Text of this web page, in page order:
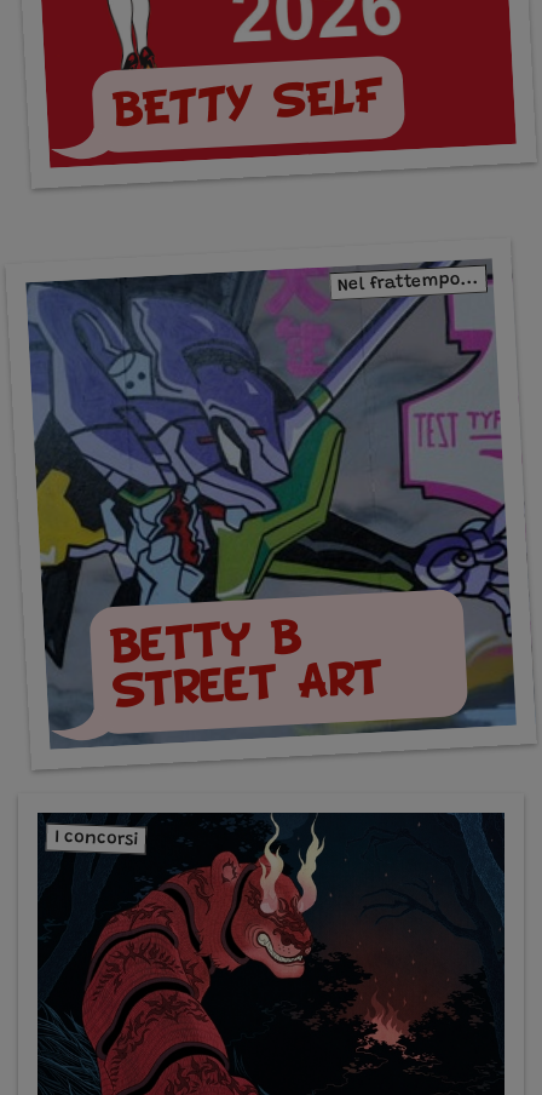
BETTY SELF
Nel frattempo...
Betty B
Street Art
I concorsi